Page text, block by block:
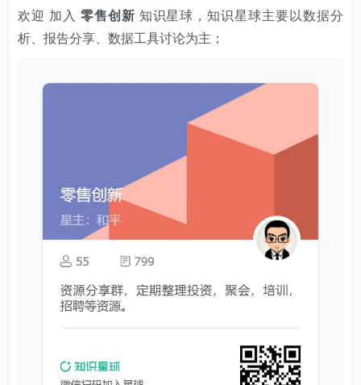
欢迎 加入 零售创新 知识星球，知识星球主要以数据分
析、报告分享、数据工具讨论为主；